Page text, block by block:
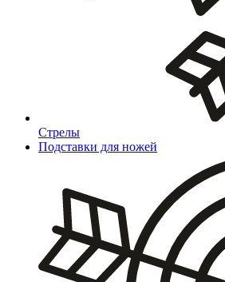
Стрелы
Подставки для ножей